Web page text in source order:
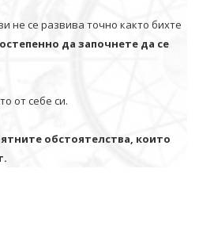
не се развива точно както бихте
да започнете да се
от себе си.
обстоятелства, които